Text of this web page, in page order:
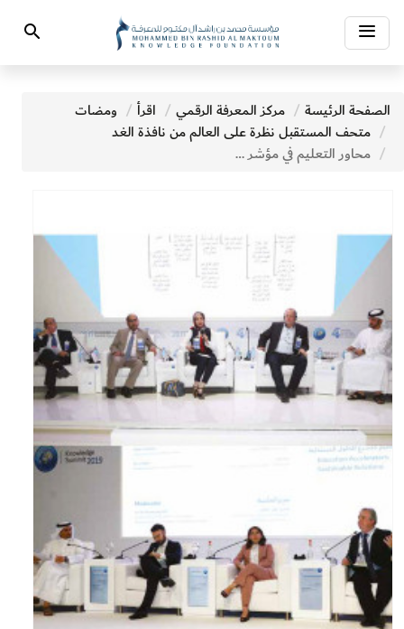
Toggle
navigation
Search
الصفحة الرئيسة مركز المعرفة الرقمي اقرأ
ومضات
متحف المستقبل نظرة على العالم من نافذة الغد
محاور التعليم في مؤشر المعرفة: مرجعية عالمية متكاملة